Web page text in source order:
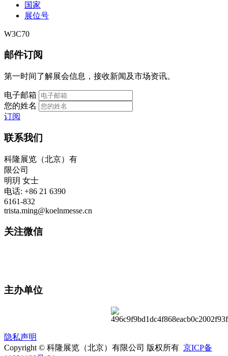
国家
展位号
W3C70
邮件订阅
第一时间了解展会信息，接收新闻及市场资讯。
电子邮箱
您的姓名
订阅
联系我们
科隆展览（北京）有
限公司
明玥 女士
电话: +86 21 6390
6161-832
trista.ming@koelnmesse.cn
关注微信
主办单位
隐私声明
Copyright © 科隆展览（北京）有限公司 版权所有 京ICP备